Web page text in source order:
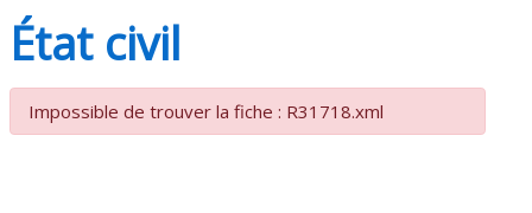
État civil
Impossible de trouver la fiche : R31718.xml